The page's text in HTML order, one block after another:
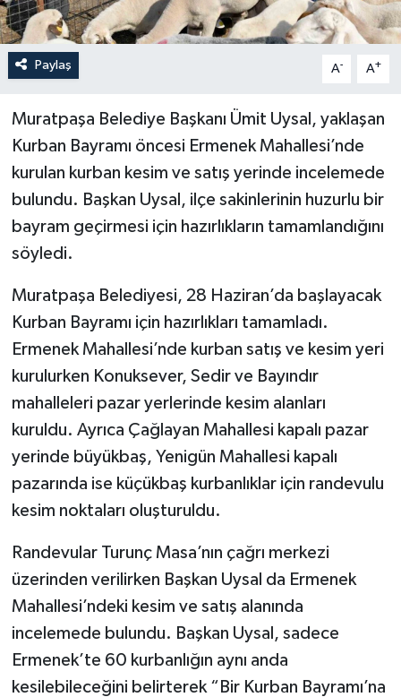
Paylaş A- A+
Muratpaşa Belediye Başkanı Ümit Uysal, yaklaşan
Kurban Bayramı öncesi Ermenek Mahallesi’nde
kurulan kurban kesim ve satış yerinde incelemede
bulundu. Başkan Uysal, ilçe sakinlerinin huzurlu bir
bayram geçirmesi için hazırlıkların tamamlandığını
söyledi.
Muratpaşa Belediyesi, 28 Haziran’da başlayacak
Kurban Bayramı için hazırlıkları tamamladı.
Ermenek Mahallesi’nde kurban satış ve kesim yeri
kurulurken Konuksever, Sedir ve Bayındır
mahalleleri pazar yerlerinde kesim alanları
kuruldu. Ayrıca Çağlayan Mahallesi kapalı pazar
yerinde büyükbaş, Yenigün Mahallesi kapalı
pazarında ise küçükbaş kurbanlıklar için randevulu
kesim noktaları oluşturuldu.
Randevular Turunç Masa’nın çağrı merkezi
üzerinden verilirken Başkan Uysal da Ermenek
Mahallesi’ndeki kesim ve satış alanında
incelemede bulundu. Başkan Uysal, sadece
Ermenek’te 60 kurbanlığın aynı anda
kesilebileceğini belirterek “Bir Kurban Bayramı’na